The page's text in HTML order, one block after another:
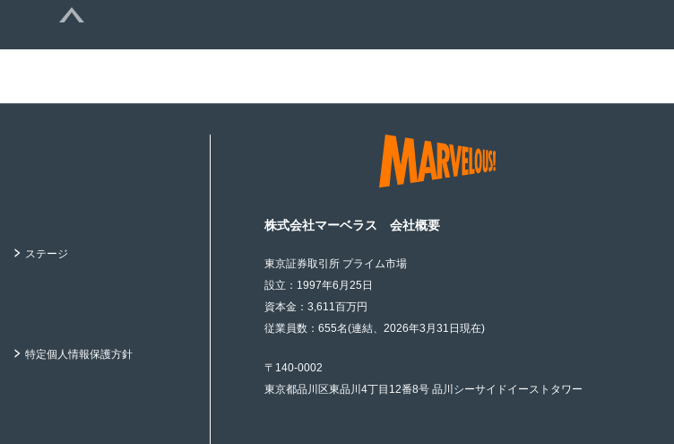
ステージ
特定個人情報保護方針
株式会社マーベラス 会社概要
東京証券取引所 プライム市場
設立：1997年6月25日
資本金：3,611百万円
従業員数：655名(連結、2026年3月31日現在)
〒140-0002
東京都品川区東品川4丁目12番8号 品川シーサイドイーストタワー